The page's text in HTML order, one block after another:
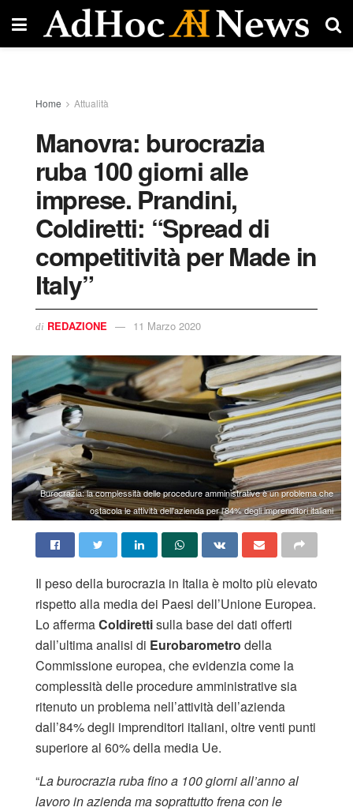
Home Attualità
Manovra: burocrazia
ruba 100 giorni alle
imprese. Prandini,
Coldiretti: “Spread di
competitività per Made in
Italy”
di REDAZIONE 11 Marzo 2020
Burocrazia: la complessità delle procedure amministrative è un problema che
ostacola le attività dell'azienda per l'84% degli imprenditori italiani
Il peso della burocrazia in Italia è molto più elevato
rispetto alla media dei Paesi dell’Unione Europea.
Lo affermaColdirettisulla base dei dati offerti
dall’ultima analisi di Eurobarometro della
Commissione europea, che evidenzia come la
complessità delle procedure amministrative sia
ritenuto un problema nell’attività dell’azienda
dall’84% degli imprenditori italiani, oltre venti punti
superiore al 60% della media Ue.
“La burocrazia ruba fino a 100 giorni all’anno al
lavoro in azienda ma soprattutto frena con le